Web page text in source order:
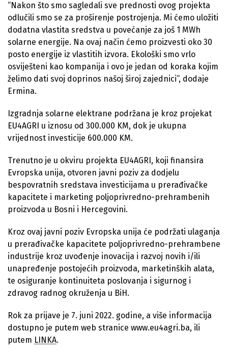
“Nakon što smo sagledali sve prednosti ovog projekta
odlučili smo se za proširenje postrojenja. Mi ćemo uložiti
dodatna vlastita sredstva u povećanje za još 1 MWh
solarne energije. Na ovaj način ćemo proizvesti oko 30
posto energije iz vlastitih izvora. Ekološki smo vrlo
osviješteni kao kompanija i ovo je jedan od koraka kojim
želimo dati svoj doprinos našoj široj zajednici”, dodaje
Ermina.
Izgradnja solarne elektrane podržana je kroz projekat
EU4AGRI u iznosu od 300.000 KM, dok je ukupna
vrijednost investicije 600.000 KM.
Trenutno je u okviru projekta EU4AGRI, koji finansira
Evropska unija, otvoren javni poziv za dodjelu
bespovratnih sredstava investicijama u prerađivačke
kapacitete i marketing poljoprivredno-prehrambenih
proizvoda u Bosni i Hercegovini.
Kroz ovaj javni poziv Evropska unija će podržati ulaganja
u prerađivačke kapacitete poljoprivredno-prehrambene
industrije kroz uvođenje inovacija i razvoj novih i/ili
unapređenje postojećih proizvoda, marketinških alata,
te osiguranje kontinuiteta poslovanja i sigurnog i
zdravog radnog okruženja u BiH.
Rok za prijave je 7. juni 2022. godine, a više informacija
dostupno je putem web stranice www.eu4agri.ba, ili
putem LINKA.